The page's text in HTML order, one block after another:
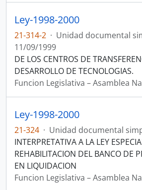
Ley-1998-2000
21-314-2 · Unidad documental
11/09/1999
DE LOS CENTROS DE
DESARROLLO DE TECNOLOGIAS.
Funcion Legislativa – Asamblea
Ley-1998-2000
21-324 · Unidad documental
INTERPRETATIVA A LA LEY
REHABILITACION DEL BANCO DE
EN LIQUIDACION
Funcion Legislativa – Asamblea